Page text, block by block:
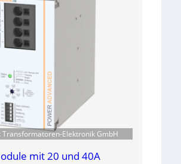
Transformatoren-Elektronik GmbH
mit 20 und 40A